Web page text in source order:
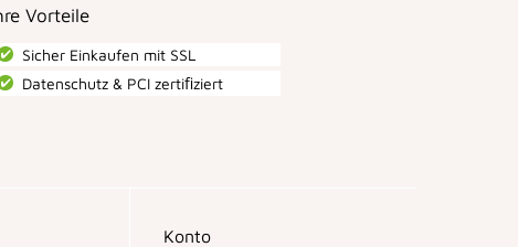
Vorteile
Sicher Einkaufen mit SSL
Datenschutz & PCI zertiﬁziert
Konto